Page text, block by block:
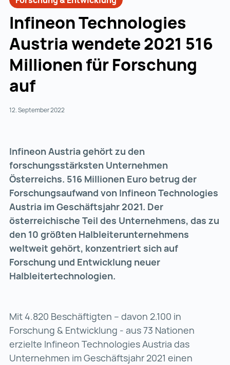
Infineon Technologies
Austria wendete 2021 516
Millionen für Forschung
auf
12. September 2022
Infineon Austria gehört zu den
forschungsstärksten Unternehmen
Österreichs. 516 Millionen Euro betrug der
Forschungsaufwand von Infineon Technologies
Austria im Geschäftsjahr 2021. Der
österreichische Teil des Unternehmens, das zu
den 10 größten Halbleiterunternehmens
weltweit gehört, konzentriert sich auf
Forschung und Entwicklung neuer
Halbleitertechnologien.
Mit 4.820 Beschäftigten – davon 2.100 in
Forschung & Entwicklung - aus 73 Nationen
erzielte Infineon Technologies Austria das
Unternehmen im Geschäftsjahr 2021 einen